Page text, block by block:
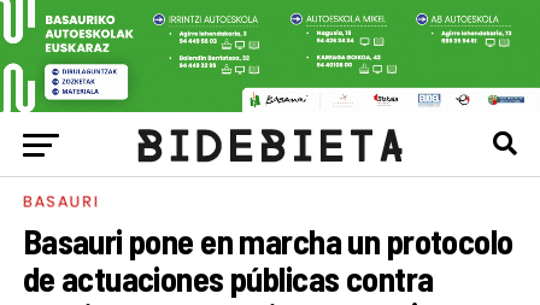
BASAURI
Basauri pone en marcha un protocolo
de actuaciones públicas contra